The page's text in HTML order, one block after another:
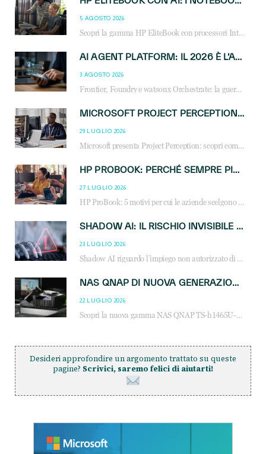
5 AGOSTO 2026
Scopri la gamma HP EliteBook con processori Intel® Core™ Ultra e AMD Ryzen™ AI. Notebook business progettati per aumentare la produttività, migliorare la collaborazione e garantire sicurezza avanzata in ufficio e in mobilità.
AI AGENT PLATFORM: IL 2026 È L’ANNO DEL «SISTEMA OPERATIVO» PER GLI AGENTI AZIENDALI
3 AGOSTO 2026
Frontier, Foundry e watsonx Orchestrate: la guerra delle piattaforme AI agent ridisegna il mercato IT. Cosa cambia per reseller, MSP e system integrator.
MICROSOFT PROJECT PERCEPTION: COME GLI AGENTI AI CAMBIERANNO SOC, CYBERSECURITY E SERVIZI MSP
29 LUGLIO 2026
Microsoft presenta Project Perception: scopri come gli agenti AI possono trasformare cybersecurity, SOC e servizi gestiti degli MSP.
HP PROBOOK: PERCHÉ SEMPRE PIÙ AZIENDE SCELGONO NOTEBOOK PROGETTATI PER IL LAVORO MODERNO
27 LUGLIO 2026
HP ProBook: 5 motivi per cui le aziende scelgono i notebook business HP per migliorare produttività, sicurezza e gestione dell’AI.
SHADOW AI: IL RISCHIO INVISIBILE CHE LE AZIENDE POSSONO GOVERNARE
23 LUGLIO 2026
Shadow AI riguardo l’impiego non autorizzato di sistemi AI all’interno dell’azienda. E’ una pratica che si diffonde a partire dai dipendenti fino ai dirigenti e mette a repentaglio la cybersecurity, con costi più elevati per le organizzazioni. Due recenti report illustrano il fenomeno e forniscono dati in merito
NAS QNAP DI NUOVA GENERAZIONE: PIÙ PRESTAZIONI, SCALABILITÀ E PROTEZIONE DEI DATI PER LE INFRASTRUTTURE IT MODERNE
22 LUGLIO 2026
Scopri la nuova gamma NAS QNAP TS-h1465U-RP, TS-h1065eU e TS-h665U: storage aziendale con ZFS, DDR5, E1.S NVMe e connettività 2.5GbE per backup, virtualizzazione e cybersecurity.
Desideri approfondire un argomento trattato su queste
pagine? Scrivici, saremo felici di aiutarti!